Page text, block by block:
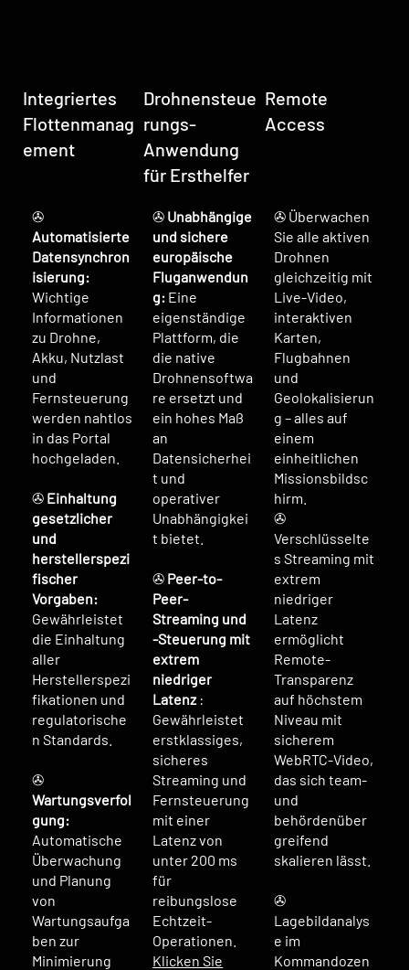
Integriertes
Flottenmanag
ement
✇
Automatisierte
Datensynchron
isierung:
Wichtige
Informationen
zu Drohne,
Akku, Nutzlast
und
Fernsteuerung
werden nahtlos
in das Portal
hochgeladen.
✇ Einhaltung
gesetzlicher
und
herstellerspezi
fischer
Vorgaben:
Gewährleistet
die Einhaltung
aller
Herstellerspezi
fikationen und
regulatorische
n Standards.
✇
Wartungsverfol
gung:
Automatische
Überwachung
und Planung
von
Wartungsaufga
ben zur
Minimierung
Drohnensteue
rungs-
Anwendung
für Ersthelfer
✇ Unabhängige
und sichere
europäische
Fluganwendun
g: Eine
eigenständige
Plattform, die
die native
Drohnensoftwa
re ersetzt und
ein hohes Maß
an
Datensicherhei
t und
operativer
Unabhängigkei
t bietet.
✇ Peer-to-
Peer-
Streaming und
-Steuerung mit
extrem
niedriger
Latenz:
Gewährleistet
erstklassiges,
sicheres
Streaming und
Fernsteuerung
mit einer
Latenz von
unter 200 ms
für
reibungslose
Echtzeit-
Operationen.
Klicken Sie
Remote
Access
✇ Überwachen
Sie alle aktiven
Drohnen
gleichzeitig mit
Live-Video,
interaktiven
Karten,
Flugbahnen
und
Geolokalisierun
g – alles auf
einem
einheitlichen
Missionsbildsc
hirm.
✇
Verschlüsselte
s Streaming mit
extrem
niedriger
Latenz
ermöglicht
Remote-
Transparenz
auf höchstem
Niveau mit
sicherem
WebRTC-Video,
das sich team-
und
behördenüber
greifend
skalieren lässt.
✇
Lagebildanalys
e im
Kommandozen